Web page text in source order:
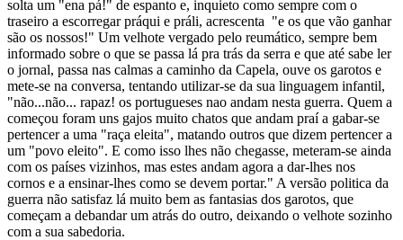
solta um "ena pá!" de espanto e, inquieto como sempre com o
traseiro a escorregar práqui e práli, acrescenta "e os que vão ganhar
são os nossos!" Um velhote vergado pelo reumático, sempre bem
informado sobre o que se passa lá pra trás da serra e que até sabe ler
o jornal, passa nas calmas a caminho da Capela, ouve os garotos e
mete-se na conversa, tentando utilizar-se da sua linguagem infantil,
"não...não... rapaz! os portugueses nao andam nesta guerra. Quem a
começou foram uns gajos muito chatos que andam praí a gabar-se
pertencer a uma "raça eleita", matando outros que dizem pertencer a
um "povo eleito". E como isso lhes não chegasse, meteram-se ainda
com os países vizinhos, mas estes andam agora a dar-lhes nos
cornos e a ensinar-lhes como se devem portar." A versão politica da
guerra não satisfaz lá muito bem as fantasias dos garotos, que
começam a debandar um atrás do outro, deixando o velhote sozinho
com a sua sabedoria.